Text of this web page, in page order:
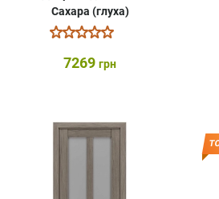
Cахара (глуха)
7269 грн